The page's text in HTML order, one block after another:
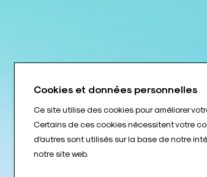
Cookies et données personnelles
Ce site utilise des cookies pour améliorer
Certains de ces cookies nécessitent votre
d'autres sont utilisés sur la base de notre
notre site web.